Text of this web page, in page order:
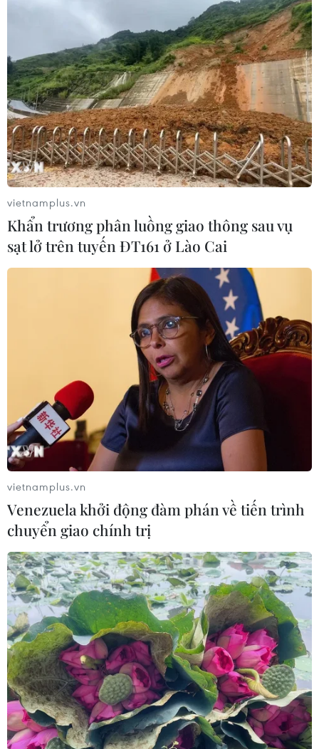
vietnamplus.vn
Khẩn trương phân luồng giao thông sau vụ
sạt lở trên tuyến ĐT161 ở Lào Cai
vietnamplus.vn
Venezuela khởi động đàm phán về tiến trình
chuyển giao chính trị